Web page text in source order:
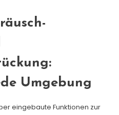
Umgebung
eingebaute Funktionen zur